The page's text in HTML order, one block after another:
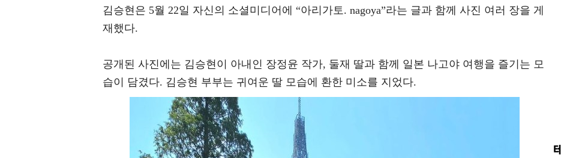
김승현은 5월 22일 자신의 소셜미디어에 “아리가토. nagoya”라는 글과 함께 사진 여러 장을 게
재했다.
공개된 사진에는 김승현이 아내인 장정윤 작가, 둘재 딸과 함께 일본 나고야 여행을 즐기는 모
습이 담겼다. 김승현 부부는 귀여운 딸 모습에 환한 미소를 지었다.